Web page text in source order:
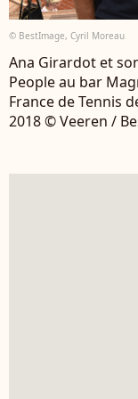
© BestImage, Cyril Moreau
Ana Girardot et
People au bar
France de Tennis
2018 © Veeren /